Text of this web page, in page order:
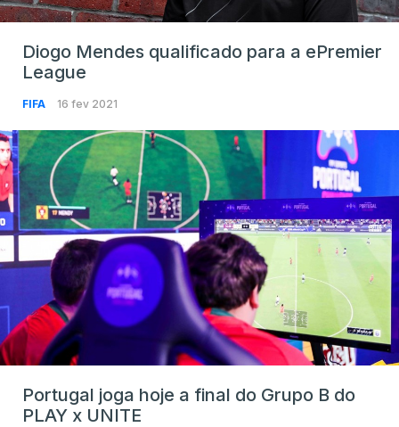
Diogo Mendes qualificado para a ePremier
League
FIFA 16 fev 2021
Portugal joga hoje a final do Grupo B do
PLAY x UNITE